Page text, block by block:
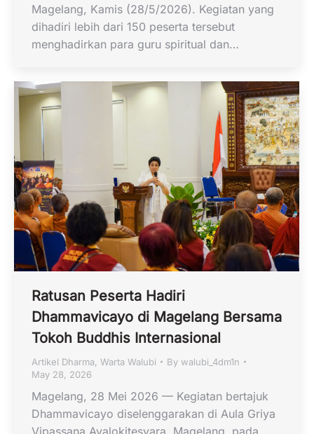
Magelang, Kamis (28/5/2026). Kegiatan yang
dihadiri lebih dari 150 peserta tersebut
menghadirkan para guru spiritual dan…
Ratusan Peserta Hadiri
Dhammavicayo di Magelang Bersama
Tokoh Buddhis Internasional
Artikel Dharma Warta Walubi By walubi_4dm1n
May 28, 2026
Magelang, 28 Mei 2026 — Kegiatan bertajuk
Dhammavicayo diselenggarakan di Aula Griya